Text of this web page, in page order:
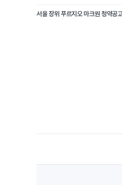
서울 장위 푸르지오 마크원 청약공